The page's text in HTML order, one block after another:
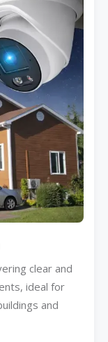
clear and
ideal for
and